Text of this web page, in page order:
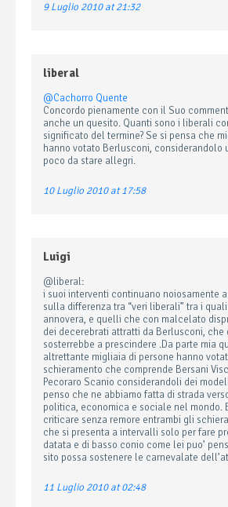
9 Luglio 2010 at 21:32
liberal
@Cachorro Quente
Concordo pienamente con il Suo
anche un quesito. Quanti sono i liberali
significato del termine? Se si pensa che
hanno votato Berlusconi, considerandolo
poco da stare allegri.
10 Luglio 2010 at 17:58
Luigi
@liberal:
i suoi interventi continuano noiosamente
sulla differenza tra “veri liberali” tra i
annovera, e quelli che con malcelato
dei decerebrati attratti da Berlusconi, che
sosterrebbe a prescindere .Da parte mia
altrettante migliaia di persone hanno
schieramento che comprende Bersani
Pecoraro Scanio considerandoli dei
penso che ne abbiamo fatta di strada
politica, economica e sociale nel mondo.
criticare senza remore entrambi gli
che si presenta a intervalli solo per fare
datata e di basso conio come lei puo’
sito possa sostenere le carnevalate
11 Luglio 2010 at 02:48